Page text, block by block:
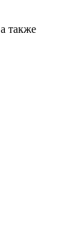
также